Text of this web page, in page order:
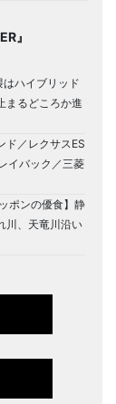
』
はハイブリッド
まるどころか進
ド／レクサスES
イバック／三菱
ポンの優食】静
川、天竜川沿い